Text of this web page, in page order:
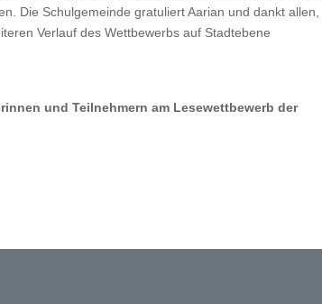
Die Schulgemeinde gratuliert Aarian und dankt allen,
Verlauf des Wettbewerbs auf Stadtebene
und Teilnehmern am Lesewettbewerb der